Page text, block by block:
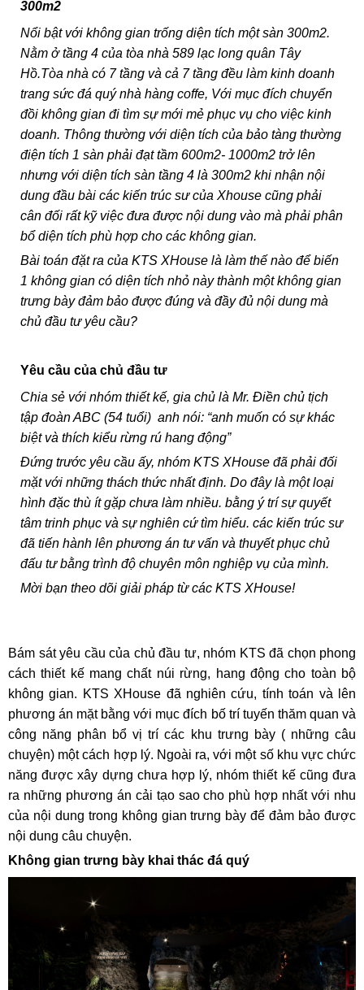
300m2
Nổi bật với không gian trống diện tích một sàn 300m2.
Nằm ở tầng 4 của tòa nhà 589 lạc long quân Tây
Hồ.Tòa nhà có 7 tầng và cả 7 tầng đều làm kinh doanh
trang sức đá quý nhà hàng coffe, Với mục đích chuyển
đồi không gian đi tìm sự mới mẻ phục vụ cho việc kinh
doanh. Thông thường với diện tích của bảo tàng thường
điện tích 1 sàn phải đạt tầm 600m2- 1000m2 trở lên
nhưng với diện tích sàn tầng 4 là 300m2 khi nhận nội
dung đầu bài các kiến trúc sư của Xhouse cũng phải
cân đối rất kỹ việc đưa được nội dung vào mà phải phân
bổ diện tích phù hợp cho các không gian.
Bài toán đặt ra của KTS XHouse là làm thế nào để biến
1 không gian có diện tích nhỏ này thành một không gian
trưng bày đảm bảo được đúng và đầy đủ nội dung mà
chủ đầu tư yêu cầu?
Yêu cầu của chủ đầu tư
Chia sẻ với nhóm thiết kế, gia chủ là Mr. Điền chủ tịch
tập đoàn ABC (54 tuổi) anh nói: “anh muốn có sự khác
biệt và thích kiểu rừng rú hang động”
Đứng trước yêu cầu ấy, nhóm KTS XHouse đã phải đối
mặt với những thách thức nhất định. Do đây là một loại
hình đặc thù ít gặp chưa làm nhiều. bằng ý trí sự quyết
tâm trinh phục và sự nghiên cứ tìm hiểu. các kiến trúc sư
đã tiến hành lên phương án tư vấn và thuyết phục chủ
đấu tư bằng trình độ chuyên môn nghiệp vụ của mình.
Mời bạn theo dõi giải pháp từ các KTS XHouse!
Bám sát yêu cầu của chủ đầu tư, nhóm KTS đã chọn phong
cách thiết kế mang chất núi rừng, hang động cho toàn bộ
không gian. KTS XHouse đã nghiên cứu, tính toán và lên
phương án mặt bằng với mục đích bố trí tuyến thăm quan và
công năng phân bổ vị trí các khu trưng bày ( những câu
chuyện) một cách hợp lý. Ngoài ra, với một số khu vực chức
năng được xây dựng chưa hợp lý, nhóm thiết kế cũng đưa
ra những phương án cải tạo sao cho phù hợp nhất với nhu
của nội dung trong không gian trưng bày để đảm bảo được
nội dung câu chuyện.
Không gian trưng bày khai thác đá quý